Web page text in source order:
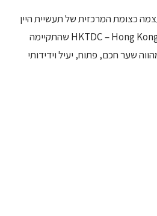
כצומת המרכזית של תעשיית היין
והאלכוהול באסיה. תערוכת HKTDC – Hong Kong International Wine & Spirits Fair 2025 שהתקיימה
בסין, מהווה שער חכם, פתוח, יעיל וידידותי